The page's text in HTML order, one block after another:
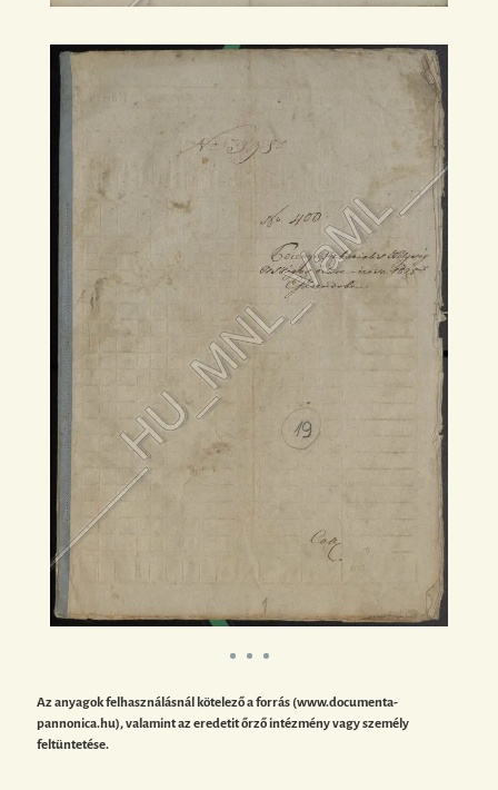
Az anyagok felhasználásnál kötelező a forrás (www.documenta-
pannonica.hu), valamint az eredetit őrző intézmény vagy személy
feltüntetése.